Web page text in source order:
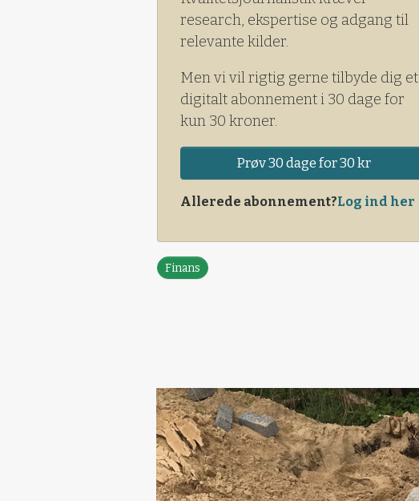
research, ekspertise og adgang til
relevante kilder.
Men vi vil rigtig gerne tilbyde dig et
digitalt abonnement i 30 dage for
kun 30 kroner.
Prøv 30 dage for 30 kr
Allerede abonnement?Log ind her
Finans